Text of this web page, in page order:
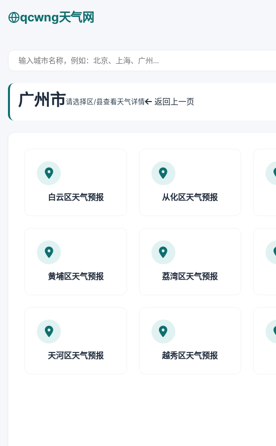
qcwng天气网
广州市请选择区/县查看天气详情 返回上一页
白云区天气预报 从化区天气预报
黄埔区天气预报 荔湾区天气预报
天河区天气预报 越秀区天气预报